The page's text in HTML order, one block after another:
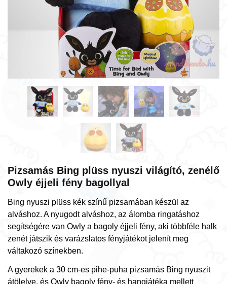
Pizsamás Bing plüss nyuszi világító, zenélő
Owly éjjeli fény bagollyal
Bing nyuszi plüss kék színű pizsamában készül az
alváshoz. A nyugodt alváshoz, az álomba ringatáshoz
segítségére van Owly a bagoly éjjeli fény, aki többféle halk
zenét játszik és varázslatos fényjátékot jelenít meg
váltakozó színekben.
A gyerekek a 30 cm-es pihe-puha pizsamás Bing nyuszit
átölelve, és Owly bagoly fény- és hangjátéka mellett